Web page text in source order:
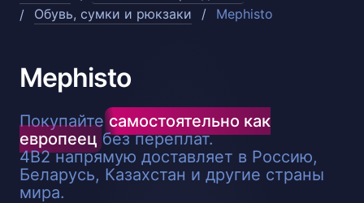
Обувь, сумки и рюкзаки
Mephisto
Mephisto
Покупайтесамостоятельно как
европеец без переплат.
4B2 напрямую доставляет в Россию,
Беларусь, Казахстан и другие страны
мира.